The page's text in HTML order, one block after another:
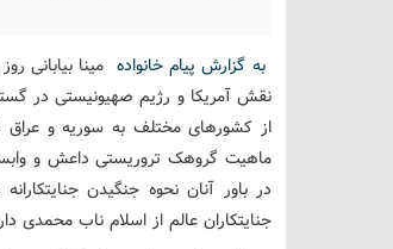
به گزارش پیام خانواده مینا بیابانی
نقش آمریکا و رژیم صهیونیستی در
از کشورهای مختلف به سوریه و عراق
ماهیت گروهک تروریستی داعش و
در باور آنان نحوه جنگیدن
جنایتکاران عالم از اسلام ناب محمدی